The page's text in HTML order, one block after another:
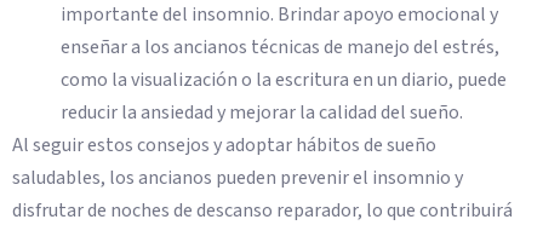
importante del insomnio. Brindar apoyo emocional y
enseñar a los ancianos técnicas de manejo del estrés,
como la visualización o la escritura en un diario, puede
reducir la ansiedad y mejorar la calidad del sueño.
Al seguir estos consejos y adoptar hábitos de sueño
saludables, los ancianos pueden prevenir el insomnio y
disfrutar de noches de descanso reparador, lo que contribuirá